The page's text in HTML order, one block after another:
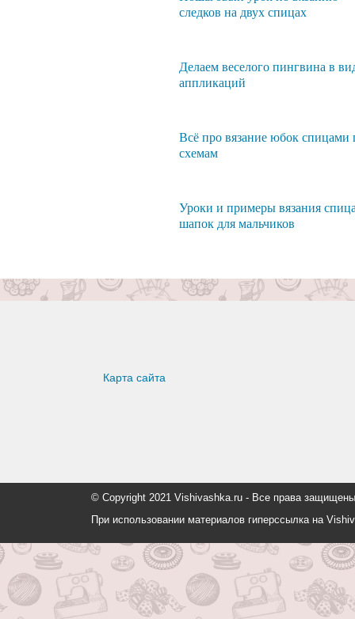
следков на двух спицах
Делаем веселого пингвина в
аппликаций
Всё про вязание юбок спицами
схемам
Уроки и примеры вязания
шапок для мальчиков
Карта сайта
© Copyright 2021 Vishivashka.ru - Все права
При использовании материалов гиперссылка на